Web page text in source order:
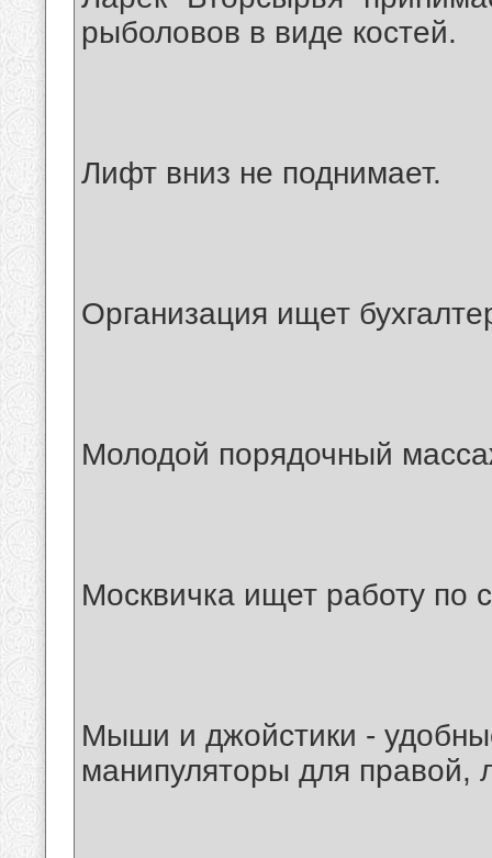
рыболовов в виде костей.
Лифт вниз не поднимает.
Организация ищет
Молодой порядочный
Москвичка ищет работу по
Мыши и джойстики -
манипуляторы для правой,